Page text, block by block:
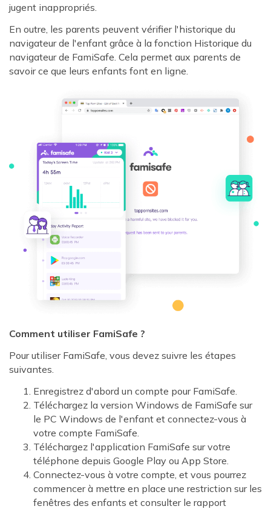
jugent inappropriés.
En outre, les parents peuvent vérifier l'historique du
navigateur de l'enfant grâce à la fonction Historique du
navigateur de FamiSafe. Cela permet aux parents de
savoir ce que leurs enfants font en ligne.
Comment utiliser FamiSafe ?
Pour utiliser FamiSafe, vous devez suivre les étapes
suivantes.
Enregistrez d'abord un compte pour FamiSafe.
Téléchargez la version Windows de FamiSafe sur
le PC Windows de l'enfant et connectez-vous à
votre compte FamiSafe.
Téléchargez l'application FamiSafe sur votre
téléphone depuis Google Play ou App Store.
Connectez-vous à votre compte, et vous pourrez
commencer à mettre en place une restriction sur les
fenêtres des enfants et consulter le rapport